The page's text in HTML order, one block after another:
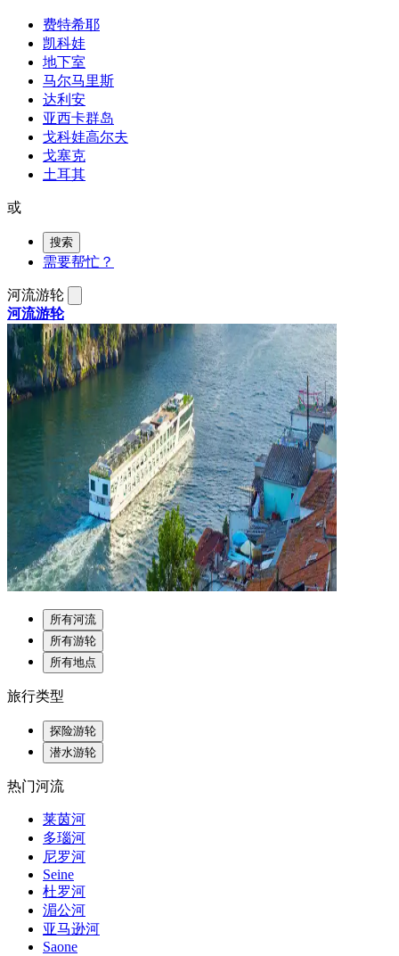
费特希耶
凯科娃
地下室
马尔马里斯
达利安
亚西卡群岛
戈科娃高尔夫
戈塞克
土耳其
或
搜索
需要帮忙？
河流游轮
河流游轮
所有河流
所有游轮
所有地点
旅行类型
探险游轮
潜水游轮
热门河流
莱茵河
多瑙河
尼罗河
Seine
杜罗河
湄公河
亚马逊河
Saone